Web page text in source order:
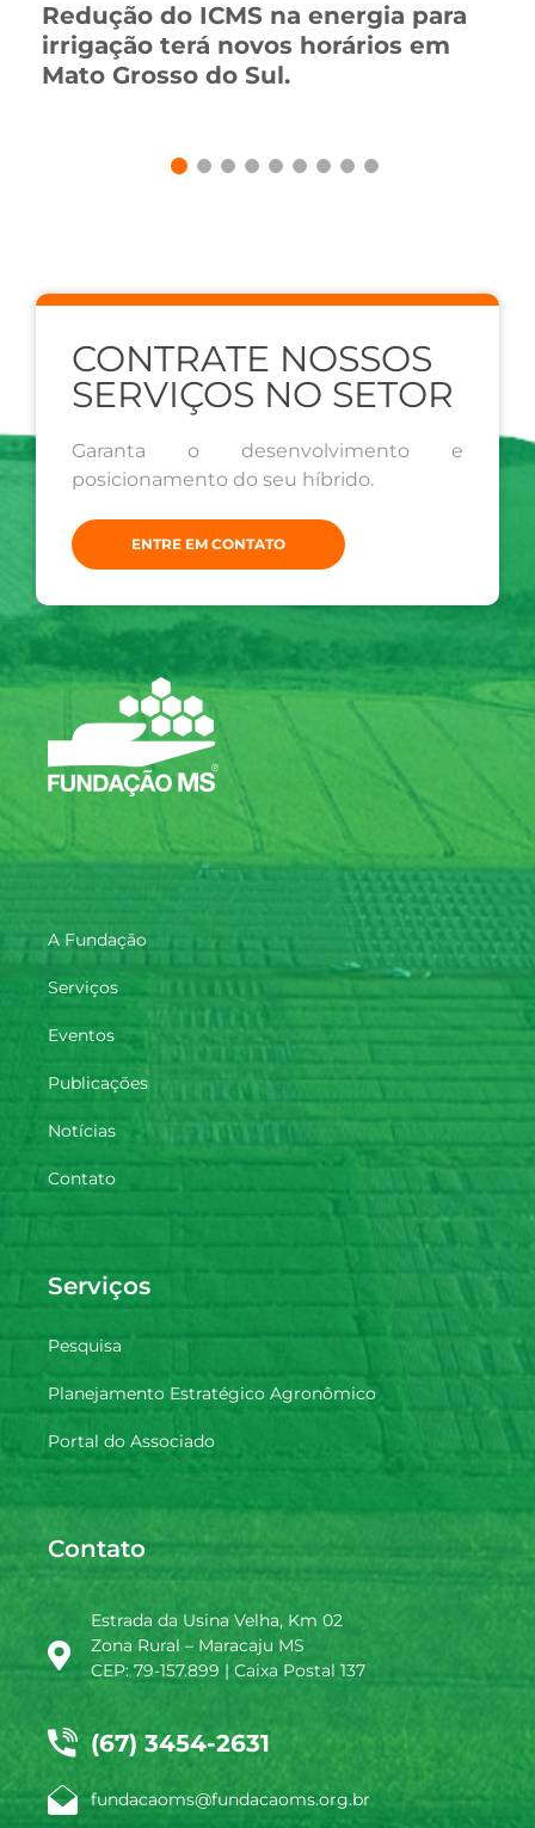
Redução do ICMS na energia para
irrigação terá novos horários em
Mato Grosso do Sul.
CONTRATE NOSSOS
SERVIÇOS NO SETOR
Garanta o desenvolvimento e
posicionamento do seu híbrido.
ENTRE EM CONTATO
A Fundação
Serviços
Eventos
Publicações
Notícias
Contato
Serviços
Pesquisa
Planejamento Estratégico Agronômico
Portal do Associado
Contato
Estrada da Usina Velha, Km 02
Zona Rural – Maracaju MS
CEP: 79-157.899 | Caixa Postal 137
(67) 3454-2631
fundacaoms@fundacaoms.org.br